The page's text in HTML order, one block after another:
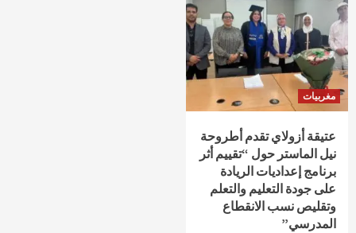
مغربيات
عتيقة أزولاي تقدم أطروحة
نيل الماستر حول “تقييم أثر
برنامج إعداديات الريادة
على جودة التعليم والتعلم
وتقليص نسب الانقطاع
المدرسي”